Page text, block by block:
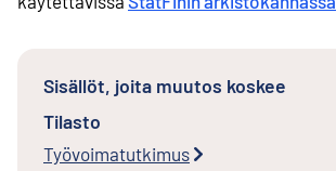
Sisällöt, joita muutos koskee
Tilasto
Työvoimatutkimus